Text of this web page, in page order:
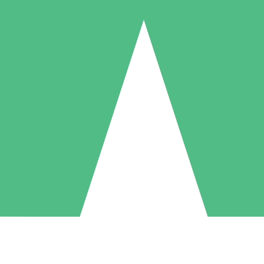
Individuele Creditpakketten
per gebruik met downloadtegoeden. Geen maandelijkse verplichting
5 Downloaden
US$